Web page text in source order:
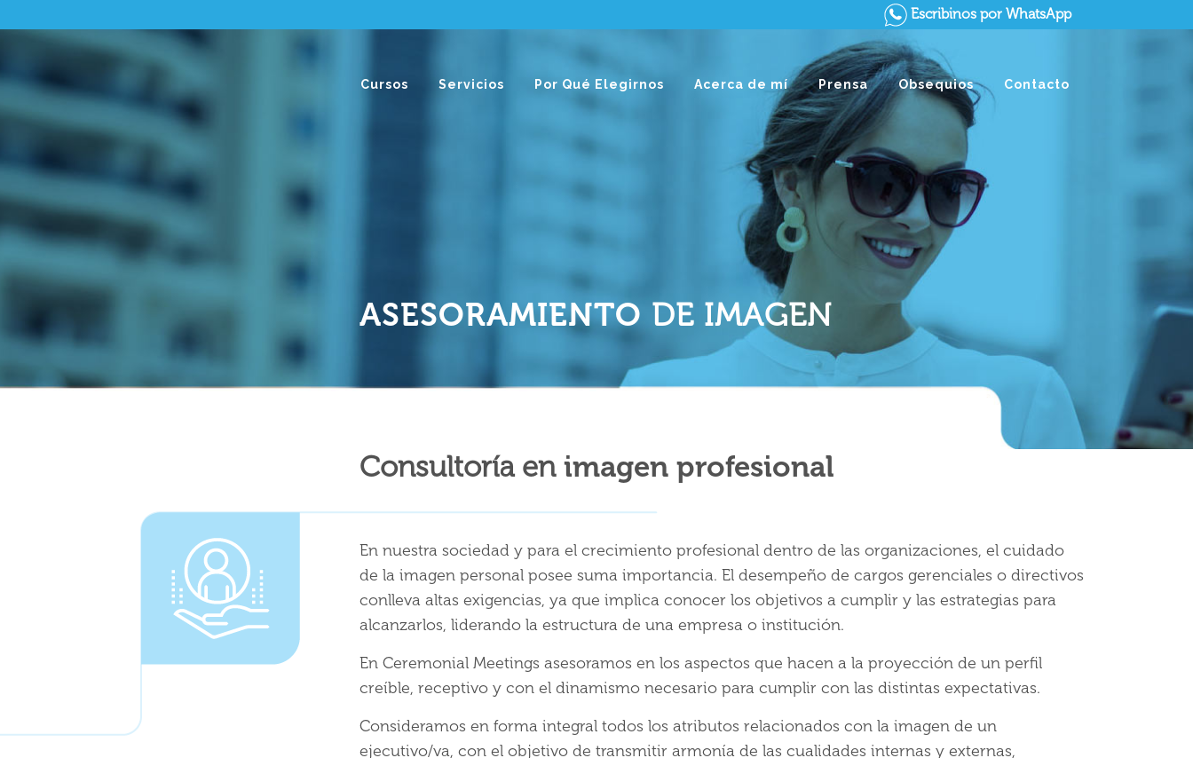
Escribinos por WhatsApp
Cursos Servicios Por Qué Elegirnos Acerca de mí Prensa Obsequios Contacto
ASESORAMIENTO DE IMAGEN
Consultoría en imagen profesional
En nuestra sociedad y para el crecimiento profesional dentro de las organizaciones, el cuidado
de la imagen personal posee suma importancia. El desempeño de cargos gerenciales o directivos
conlleva altas exigencias, ya que implica conocer los objetivos a cumplir y las estrategias para
alcanzarlos, liderando la estructura de una empresa o institución.
En Ceremonial Meetings asesoramos en los aspectos que hacen a la proyección de un perfil
creíble, receptivo y con el dinamismo necesario para cumplir con las distintas expectativas.
Consideramos en forma integral todos los atributos relacionados con la imagen de un
ejecutivo/va, con el objetivo de transmitir armonía de las cualidades internas y externas,